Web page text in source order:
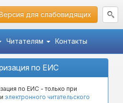
для слабовидящих
Читателям Контакты
по ЕИС
по ЕИС - только при
электронного читательского